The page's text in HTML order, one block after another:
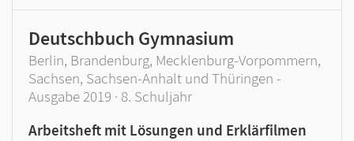
Deutschbuch Gymnasium
Berlin, Brandenburg, Mecklenburg-Vorpommern,
Sachsen, Sachsen-Anhalt und Thüringen -
Ausgabe 2019 · 8. Schuljahr
Arbeitsheft mit Lösungen und Erklärfilmen